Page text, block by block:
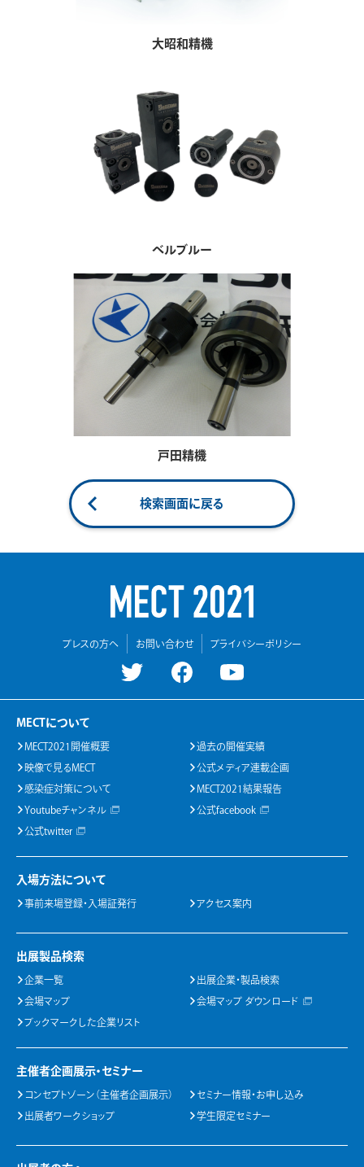
大昭和精機
ベルブルー
戸田精機
検索画面に戻る
プレスの方へ お問い合わせ プライバシーポリシー
MECTについて
MECT2021開催概要 過去の開催実績
映像で見るMECT 公式メディア連載企画
感染症対策について MECT2021結果報告
Youtubeチャンネル 公式facebook
公式twitter
入場方法について
事前来場登録・入場証発行 アクセス案内
出展製品検索
企業一覧 出展企業・製品検索
会場マップ 会場マップ ダウンロード
ブックマークした企業リスト
主催者企画展示・セミナー
コンセプトゾーン（主催者企画展示） セミナー情報・お申し込み
出展者ワークショップ 学生限定セミナー